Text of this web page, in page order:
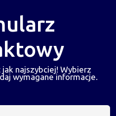
najszybciej! Wybierz
wymagane informacje.